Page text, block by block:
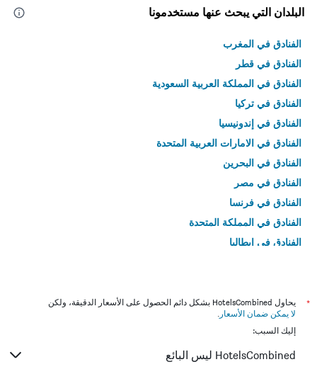
البلدان التي يبحث عنها مستخدمونا
الفنادق في المغرب
الفنادق في قطر
الفنادق في المملكة العربية السعودية
الفنادق في تركيا
الفنادق في إندونيسيا
الفنادق في الامارات العربية المتحدة
الفنادق في البحرين
الفنادق في مصر
الفنادق في فرنسا
الفنادق في المملكة المتحدة
الفنادق في إيطاليا
*
يحاول HotelsCombined بشكل دائم الحصول على الأسعار الدقيقة، ولكن
لا يمكن ضمان الأسعار .
إليك السبب:
HotelsCombined ليس البائع